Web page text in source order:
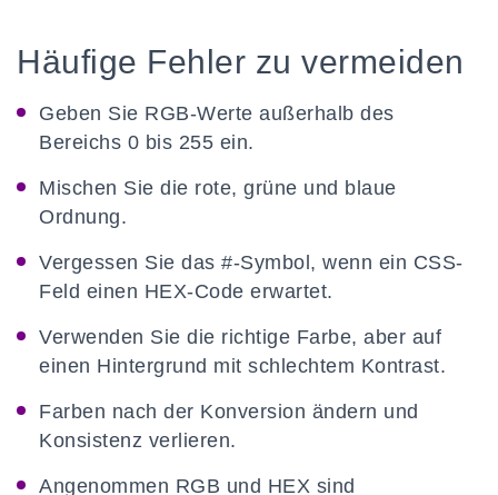
Häufige Fehler zu vermeiden
Geben Sie RGB-Werte außerhalb des
Bereichs 0 bis 255 ein.
Mischen Sie die rote, grüne und blaue
Ordnung.
Vergessen Sie das #-Symbol, wenn ein CSS-
Feld einen HEX-Code erwartet.
Verwenden Sie die richtige Farbe, aber auf
einen Hintergrund mit schlechtem Kontrast.
Farben nach der Konversion ändern und
Konsistenz verlieren.
Angenommen RGB und HEX sind